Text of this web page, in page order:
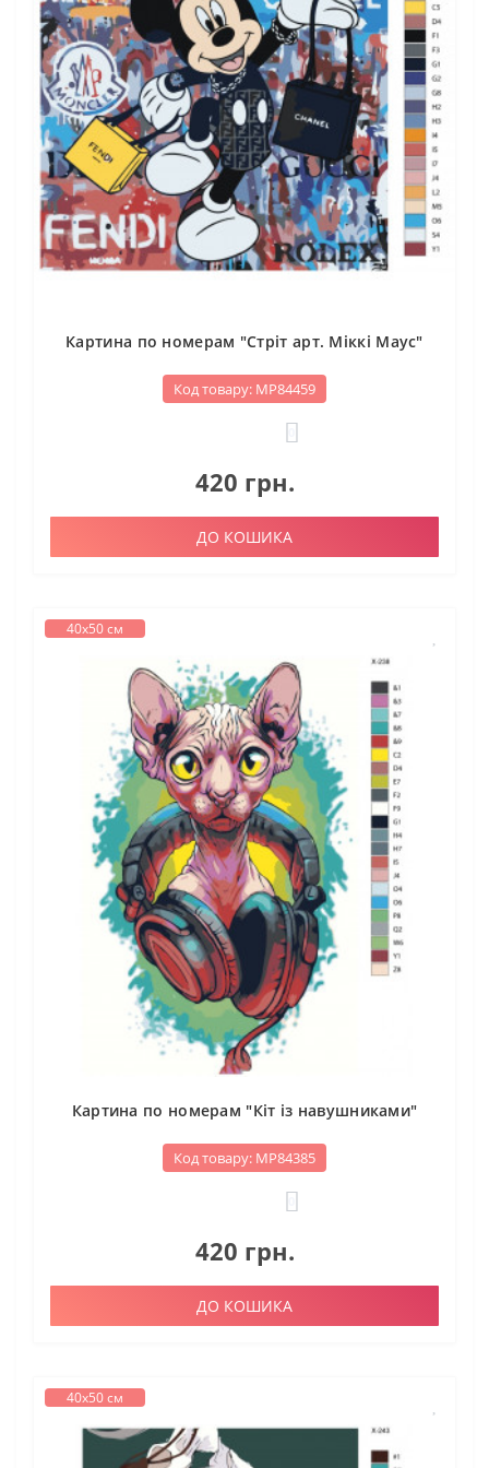
Картина по номерам "Стріт арт. Міккі Маус"
Код товару: МР84459
420 грн.
ДО КОШИКА
40х50 см
Картина по номерам "Кіт із навушниками"
Код товару: МР84385
420 грн.
ДО КОШИКА
40х50 см